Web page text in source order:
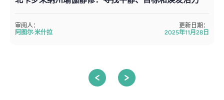
审阅人：
阿图尔·米什拉
更新日期：
2025年11月28日